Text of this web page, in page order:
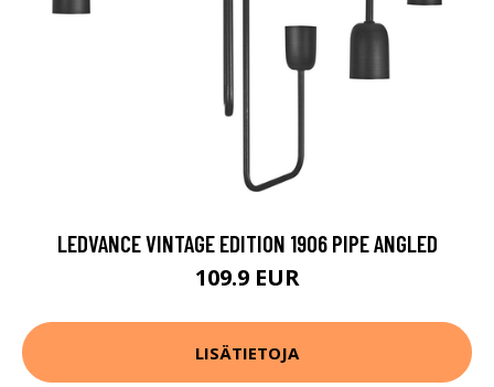
LEDVANCE VINTAGE EDITION 1906 PIPE ANGLED
109.9 EUR
LISÄTIETOJA